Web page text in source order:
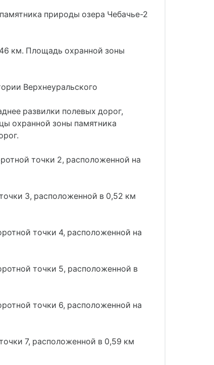
природы озера Чебачье-2
км. Площадь охранной зоны
Верхнеуральского
развилки полевых дорог,
охранной зоны памятника
точки 2, расположенной на
3, расположенной в 0,52 км
точки 4, расположенной на
точки 5, расположенной в
точки 6, расположенной на
7, расположенной в 0,59 км